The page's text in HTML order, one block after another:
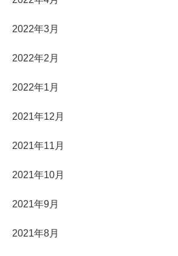
2022年3月
2022年2月
2022年1月
2021年12月
2021年11月
2021年10月
2021年9月
2021年8月